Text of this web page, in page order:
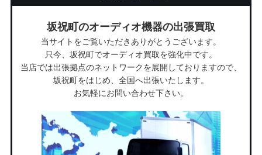
坂祝町のオーディオ機器の出張買取
当サイトをご覧いただきありがとうございます。
只今、坂祝町でオーディオ買取を強化中です。
当店では出張拠点のネットワークを展開しておりますので、
坂祝町をはじめ、全国へ出張いたします。
お気軽にお問い合わせ下さい。